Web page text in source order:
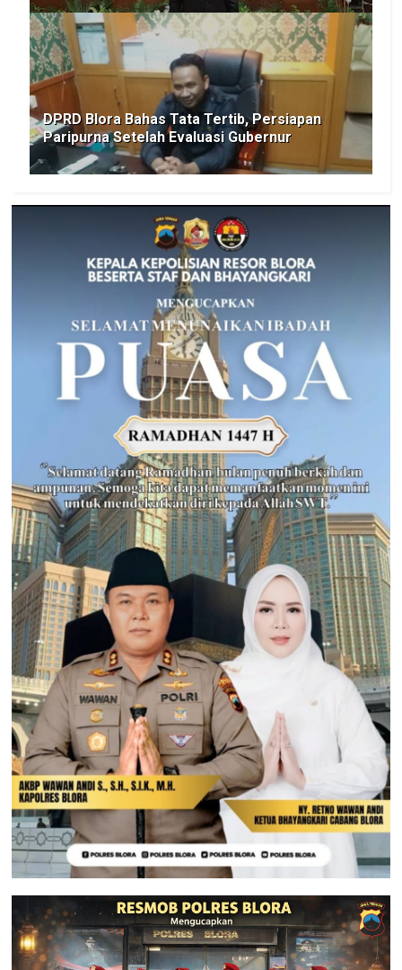
DPRD Blora Bahas Tata Tertib, Persiapan
Paripurna Setelah Evaluasi Gubernur